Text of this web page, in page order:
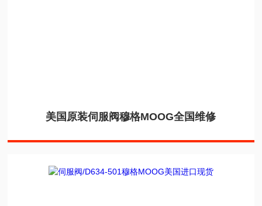
美国原装伺服阀穆格MOOG全国维修